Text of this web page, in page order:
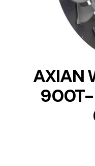
AXIAN
900T-